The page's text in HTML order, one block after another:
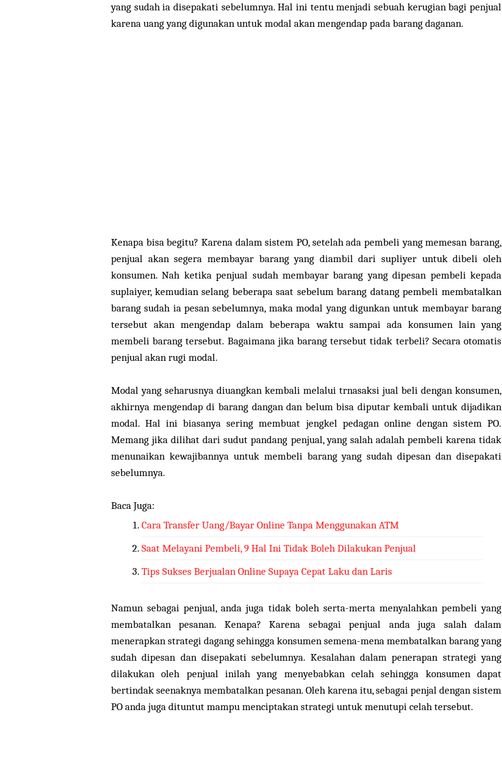
yang sudah ia disepakati sebelumnya. Hal ini tentu menjadi sebuah kerugian bagi penjual
karena uang yang digunakan untuk modal akan mengendap pada barang daganan.
Kenapa bisa begitu? Karena dalam sistem PO, setelah ada pembeli yang memesan barang,
penjual akan segera membayar barang yang diambil dari supliyer untuk dibeli oleh
konsumen. Nah ketika penjual sudah membayar barang yang dipesan pembeli kepada
suplaiyer, kemudian selang beberapa saat sebelum barang datang pembeli membatalkan
barang sudah ia pesan sebelumnya, maka modal yang digunkan untuk membayar barang
tersebut akan mengendap dalam beberapa waktu sampai ada konsumen lain yang
membeli barang tersebut. Bagaimana jika barang tersebut tidak terbeli? Secara otomatis
penjual akan rugi modal.
Modal yang seharusnya diuangkan kembali melalui trnasaksi jual beli dengan konsumen,
akhirnya mengendap di barang dangan dan belum bisa diputar kembali untuk dijadikan
modal. Hal ini biasanya sering membuat jengkel pedagan online dengan sistem PO.
Memang jika dilihat dari sudut pandang penjual, yang salah adalah pembeli karena tidak
menunaikan kewajibannya untuk membeli barang yang sudah dipesan dan disepakati
sebelumnya.
Baca Juga:
Cara Transfer Uang/Bayar Online Tanpa Menggunakan ATM
Saat Melayani Pembeli, 9 Hal Ini Tidak Boleh Dilakukan Penjual
Tips Sukses Berjualan Online Supaya Cepat Laku dan Laris
Namun sebagai penjual, anda juga tidak boleh serta-merta menyalahkan pembeli yang
membatalkan pesanan. Kenapa? Karena sebagai penjual anda juga salah dalam
menerapkan strategi dagang sehingga konsumen semena-mena membatalkan barang yang
sudah dipesan dan disepakati sebelumnya. Kesalahan dalam penerapan strategi yang
dilakukan oleh penjual inilah yang menyebabkan celah sehingga konsumen dapat
bertindak seenaknya membatalkan pesanan. Oleh karena itu, sebagai penjal dengan sistem
PO anda juga dituntut mampu menciptakan strategi untuk menutupi celah tersebut.